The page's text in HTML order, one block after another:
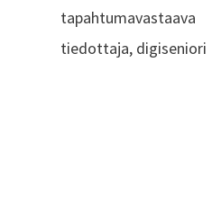
tapahtumavastaava
tiedottaja, digiseniori